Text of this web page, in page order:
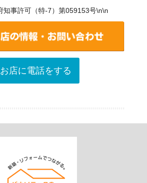
事許可（特-7）第059153号\n\n
お店に電話をする